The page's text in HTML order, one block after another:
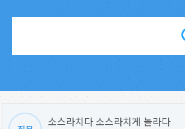
소스라치다 소스라치게 놀라다